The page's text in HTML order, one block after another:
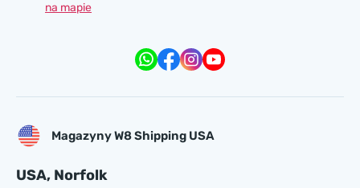
na mapie
Magazyny W8 Shipping USA
USA, Norfolk